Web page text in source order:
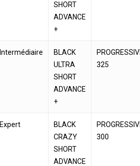
Votre panier est vide.
SHORT
ADVANCE
+
Intermédiaire
BLACK
ULTRA
SHORT
ADVANCE
+
325
Expert
BLACK
CRAZY
SHORT
ADVANCE
300